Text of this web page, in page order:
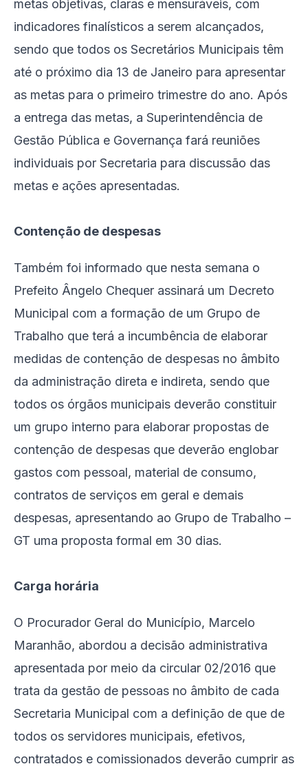
metas objetivas, claras e mensuráveis, com
indicadores finalísticos a serem alcançados,
sendo que todos os Secretários Municipais têm
até o próximo dia 13 de Janeiro para apresentar
as metas para o primeiro trimestre do ano. Após
a entrega das metas, a Superintendência de
Gestão Pública e Governança fará reuniões
individuais por Secretaria para discussão das
metas e ações apresentadas.
Contenção de despesas
Também foi informado que nesta semana o
Prefeito Ângelo Chequer assinará um Decreto
Municipal com a formação de um Grupo de
Trabalho que terá a incumbência de elaborar
medidas de contenção de despesas no âmbito
da administração direta e indireta, sendo que
todos os órgãos municipais deverão constituir
um grupo interno para elaborar propostas de
contenção de despesas que deverão englobar
gastos com pessoal, material de consumo,
contratos de serviços em geral e demais
despesas, apresentando ao Grupo de Trabalho –
GT uma proposta formal em 30 dias.
Carga horária
O Procurador Geral do Município, Marcelo
Maranhão, abordou a decisão administrativa
apresentada por meio da circular 02/2016 que
trata da gestão de pessoas no âmbito de cada
Secretaria Municipal com a definição de que de
todos os servidores municipais, efetivos,
contratados e comissionados deverão cumprir as